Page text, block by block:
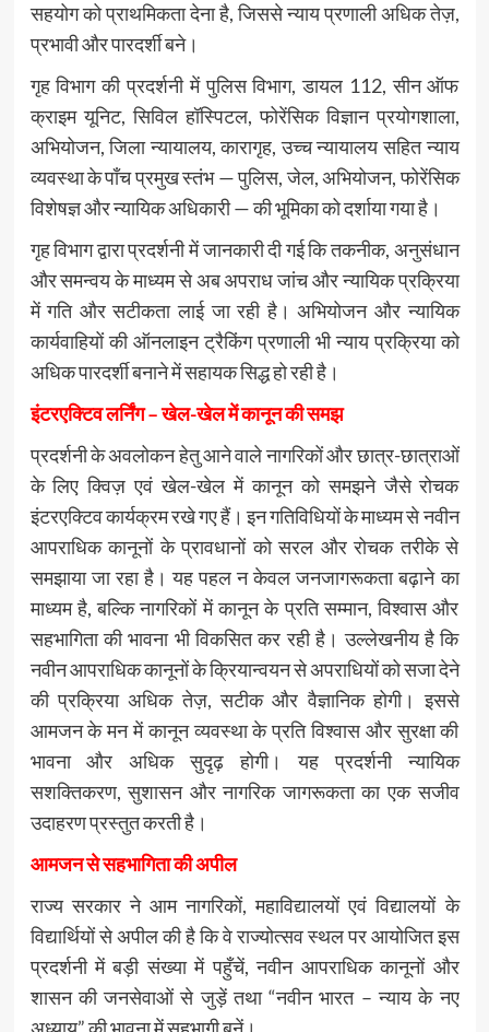
सहयोग को प्राथमिकता देना है, जिससे न्याय प्रणाली अधिक तेज़,
प्रभावी और पारदर्शी बने।
गृह विभाग की प्रदर्शनी में पुलिस विभाग, डायल 112, सीन ऑफ
क्राइम यूनिट, सिविल हॉस्पिटल, फोरेंसिक विज्ञान प्रयोगशाला,
अभियोजन, जिला न्यायालय, कारागृह, उच्च न्यायालय सहित न्याय
व्यवस्था के पाँच प्रमुख स्तंभ — पुलिस, जेल, अभियोजन, फोरेंसिक
विशेषज्ञ और न्यायिक अधिकारी — की भूमिका को दर्शाया गया है।
गृह विभाग द्वारा प्रदर्शनी में जानकारी दी गई कि तकनीक, अनुसंधान
और समन्वय के माध्यम से अब अपराध जांच और न्यायिक प्रक्रिया
में गति और सटीकता लाई जा रही है। अभियोजन और न्यायिक
कार्यवाहियों की ऑनलाइन ट्रैकिंग प्रणाली भी न्याय प्रक्रिया को
अधिक पारदर्शी बनाने में सहायक सिद्ध हो रही है।
इंटरएक्टिव लर्निंग – खेल-खेल में कानून की समझ
प्रदर्शनी के अवलोकन हेतु आने वाले नागरिकों और छात्र-छात्राओं
के लिए क्विज़ एवं खेल-खेल में कानून को समझने जैसे रोचक
इंटरएक्टिव कार्यक्रम रखे गए हैं। इन गतिविधियों के माध्यम से नवीन
आपराधिक कानूनों के प्रावधानों को सरल और रोचक तरीके से
समझाया जा रहा है। यह पहल न केवल जनजागरूकता बढ़ाने का
माध्यम है, बल्कि नागरिकों में कानून के प्रति सम्मान, विश्वास और
सहभागिता की भावना भी विकसित कर रही है। उल्लेखनीय है कि
नवीन आपराधिक कानूनों के क्रियान्वयन से अपराधियों को सजा देने
की प्रक्रिया अधिक तेज़, सटीक और वैज्ञानिक होगी। इससे
आमजन के मन में कानून व्यवस्था के प्रति विश्वास और सुरक्षा की
भावना और अधिक सुदृढ़ होगी। यह प्रदर्शनी न्यायिक
सशक्तिकरण, सुशासन और नागरिक जागरूकता का एक सजीव
उदाहरण प्रस्तुत करती है।
आमजन से सहभागिता की अपील
राज्य सरकार ने आम नागरिकों, महाविद्यालयों एवं विद्यालयों के
विद्यार्थियों से अपील की है कि वे राज्योत्सव स्थल पर आयोजित इस
प्रदर्शनी में बड़ी संख्या में पहुँचें, नवीन आपराधिक कानूनों और
शासन की जनसेवाओं से जुड़ें तथा “नवीन भारत – न्याय के नए